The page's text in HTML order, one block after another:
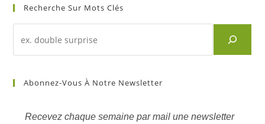
Recherche Sur Mots Clés
d'un
mots
Abonnez-Vous À Notre Newsletter
Recevez chaque semaine par mail une newsletter